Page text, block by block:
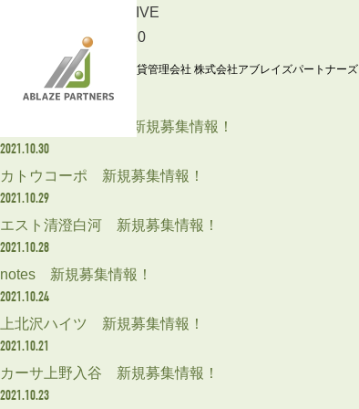
ARCHIVE
2021.10
東京の賃貸管理会社 株式会社アブレイズパートナーズ
2021.10.31
茶乃木コーポラス 新規募集情報！
2021.10.30
カトウコーポ 新規募集情報！
2021.10.29
エスト清澄白河 新規募集情報！
2021.10.28
notes 新規募集情報！
2021.10.24
上北沢ハイツ 新規募集情報！
2021.10.21
カーサ上野入谷 新規募集情報！
2021.10.23